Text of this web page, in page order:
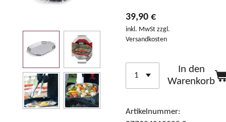
39,90 €
inkl. MwSt zzgl.
Versandkosten
In den
Warenkorb
Artikelnummer: